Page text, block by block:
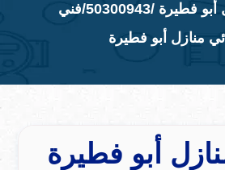
كهربائي منازل أبو فطيرة /50300943/فني
منازل أبو فطيرة
أبو فطيرة